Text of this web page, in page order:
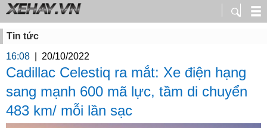
Tin tức
16:08
20/10/2022
Cadillac Celestiq ra mắt: Xe điện hạng
sang mạnh 600 mã lực, tầm di chuyển
483 km/ mỗi lần sạc